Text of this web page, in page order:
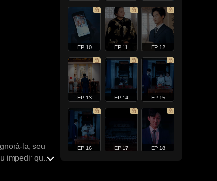
la, seu
impedir que a
EP 10 EP 11 EP 12
EP 13 EP 14 EP 15
EP 16 EP 17 EP 18